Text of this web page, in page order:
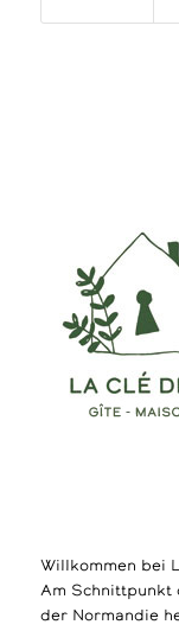
Willkommen bei
Am Schnittpunkt
der Normandie